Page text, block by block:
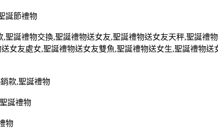
誕節禮物
,聖誕禮物交換,聖誕禮物送女友,聖誕禮物送女友天秤,聖誕禮
女友處女,聖誕禮物送女友雙魚,聖誕禮物送女生,聖誕禮物送
款,聖誕禮物
聖誕禮物
物